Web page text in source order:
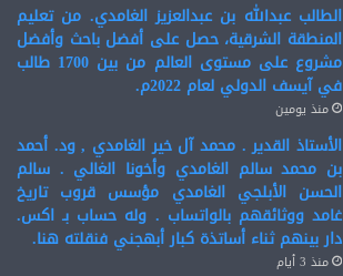
الطالب عبدالله بن عبدالعزيز الغامدي. من تعليم
المنطقة الشرقية، حصل على أفضل باحث وأفضل
مشروع على مستوى العالم من بين 1700 طالب
في آيسف الدولي لعام 2022م.
منذ يومين
الأستاذ القدير . محمد آل خير الغامدي , ود. أحمد
بن محمد سالم الغامدي وأخونا الغالي . سالم
الحسن الأبلجي الغامدي مؤسس قروب تاريخ
غامد ووثائقهم بالواتساب . وله حساب بـ اكس.
دار بينهم ثناء أساتذة كبار أبهجني فنقلته هنا.
منذ 3 أيام